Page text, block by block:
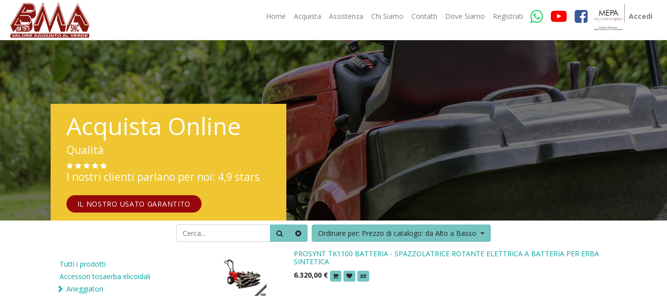
Home Acquista Assistenza Chi Siamo Contatti Dove Siamo Registrati Accedi
Acquista Online
Qualità
I nostri clienti parlano per noi: 4,9 stars
IL NOSTRO USATO GARANTITO
Ordinare per: Prezzo di catalogo: da Alto a Basso
Tutti i prodotti
Accessori tosaerba elicoidali
Arieggiatori
PROSYNT TK1100 BATTERIA - SPAZZOLATRICE ROTANTE ELETTRICA A BATTERIA PER ERBA
SINTETICA
6.320,00 €